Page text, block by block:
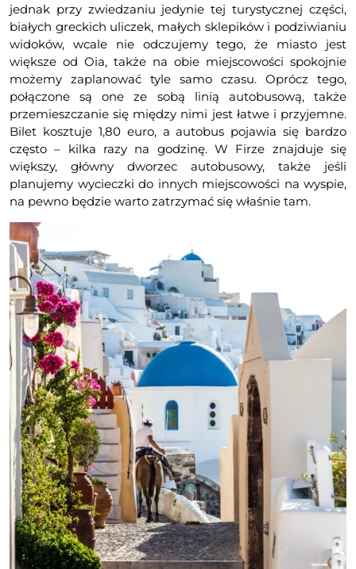
jednak przy zwiedzaniu jedynie tej turystycznej części,
białych greckich uliczek, małych sklepików i podziwianiu
widoków, wcale nie odczujemy tego, że miasto jest
większe od Oia, także na obie miejscowości spokojnie
możemy zaplanować tyle samo czasu. Oprócz tego,
połączone są one ze sobą linią autobusową, także
przemieszczanie się między nimi jest łatwe i przyjemne.
Bilet kosztuje 1,80 euro, a autobus pojawia się bardzo
często – kilka razy na godzinę. W Firze znajduje się
większy, główny dworzec autobusowy, także jeśli
planujemy wycieczki do innych miejscowości na wyspie,
na pewno będzie warto zatrzymać się właśnie tam.